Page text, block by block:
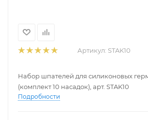
Артикул: STAK10
Набор шпателей для силиконовых
(комплект 10 насадок), арт. STAK10
Подробности